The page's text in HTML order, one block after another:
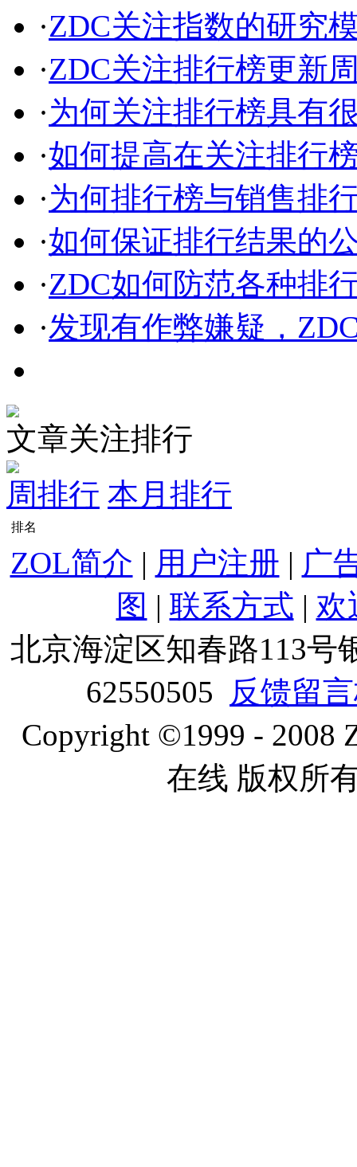
·ZDC关注指数的研究
·ZDC关注排行榜更新
·为何关注排行榜具有
·如何提高在关注排行
·为何排行榜与销售排
·如何保证排行结果的
·ZDC如何防范各种排
·发现有作弊嫌疑，
文章关注排行
周排行 本月排行
排名
ZOL简介 | 用户注册 | 广
图 | 联系方式 | 欢
北京海淀区知春路113号
62550505
反馈留
Copyright ©1999 - 2008
在线 版权所